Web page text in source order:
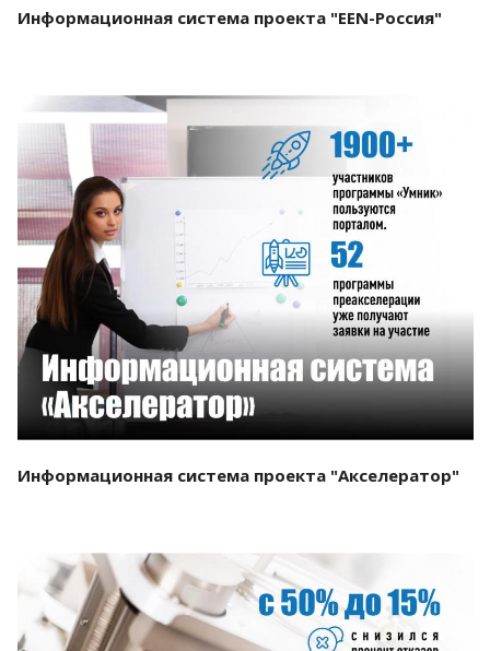
Информационная система проекта "EEN-Россия"
Смотреть проект
Информационная система проекта "Акселератор"